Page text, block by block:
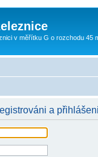
v měřítku G o rozchodu 45
a